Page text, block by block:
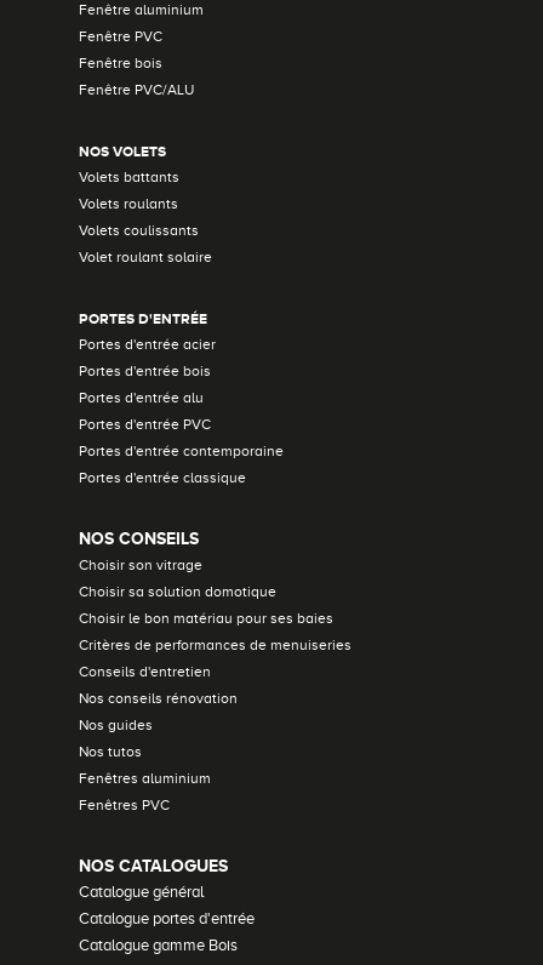
Fenêtre aluminium
Fenêtre PVC
Fenêtre bois
Fenêtre PVC/ALU
NOS VOLETS
Volets battants
Volets roulants
Volets coulissants
Volet roulant solaire
PORTES D'ENTRÉE
Portes d'entrée acier
Portes d'entrée bois
Portes d'entrée alu
Portes d'entrée PVC
Portes d'entrée contemporaine
Portes d'entrée classique
NOS CONSEILS
Choisir son vitrage
Choisir sa solution domotique
Choisir le bon matériau pour ses baies
Critères de performances de menuiseries
Conseils d'entretien
Nos conseils rénovation
Nos guides
Nos tutos
Fenêtres aluminium
Fenêtres PVC
NOS CATALOGUES
Catalogue général
Catalogue portes d'entrée
Catalogue gamme Bois